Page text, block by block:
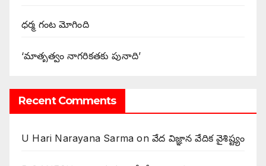
ధర్మ గంట మోగింది
‘మాతృత్వం నాగరికతకు పునాది’
Recent Comments
U Hari Narayana Sarma onవేద విజ్ఞాన వేదిక వైశిష్ట్యం